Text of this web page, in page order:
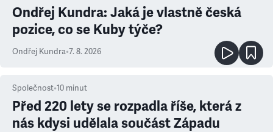
Ondřej Kundra: Jaká je vlastně česká
pozice, co se Kuby týče?
Ondřej Kundra•7. 8. 2026
Společnost•10 minut
Před 220 lety se rozpadla říše, která z
nás kdysi udělala součást Západu